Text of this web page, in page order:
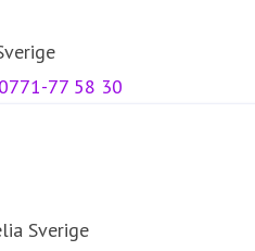
0771-77 58 30
Sverige